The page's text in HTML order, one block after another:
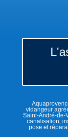
vidangeur
Saint-André-de-
canalisation,
pose et